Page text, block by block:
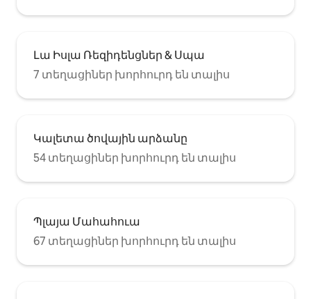
Լա Իսլա Ռեզիդենցներ & Սպա
7 տեղացիներ խորհուրդ են տալիս
Կալետա ծովային արձանը
54 տեղացիներ խորհուրդ են տալիս
Պլայա Մահահուա
67 տեղացիներ խորհուրդ են տալիս